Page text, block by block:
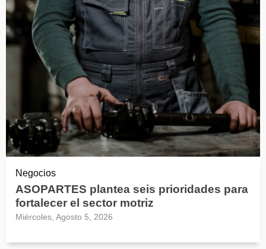
Negocios
ASOPARTES plantea seis prioridades para
fortalecer el sector motriz
Miércoles, Agosto 5, 2026